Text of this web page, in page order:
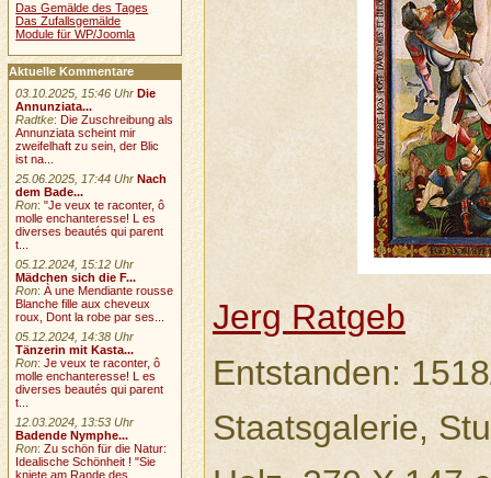
Jerg Ratgeb
Entstanden:
Staatsgalerie,
Das Gemälde des Tages
Das Zufallsgemälde
Module für WP/Joomla
Aktuelle Kommentare
03.10.2025, 15:46 Uhr Die
Annunziata...
Radtke: Die Zuschreibung als
Annunziata scheint mir
zweifelhaft zu sein, der Blic
ist na...
25.06.2025, 17:44 Uhr Nach
dem Bade...
Ron:"Je veux te raconter, ô
molle enchanteresse! L es
diverses beautés qui parent
t...
05.12.2024, 15:12 Uhr
Mädchen sich die F...
Ron:À une Mendiante rousse
Blanche fille aux cheveux
roux, Dont la robe par ses...
05.12.2024, 14:38 Uhr
Tänzerin mit Kasta...
Ron:Je veux te raconter, ô
molle enchanteresse! L es
diverses beautés qui parent
t...
12.03.2024, 13:53 Uhr
Badende Nymphe...
Ron:Zu schön für die Natur:
Idealische Schönheit ! "Sie
kniete am Rande des